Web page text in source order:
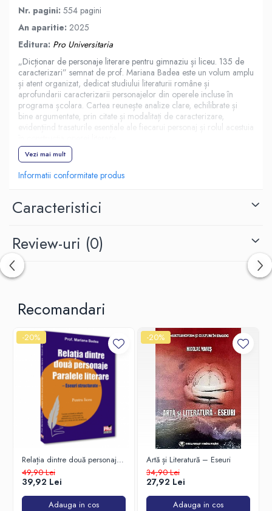
Nr. pagini: 554 pagini
An aparitie: 2025
Editura: Pro Universitaria
„Dicționar de personaje literare pentru gimnaziu și liceu. 135 de
caracterizari” semnat de prof. Mariana Badea este un volum amplu
și atent organizat, dedicat studiului literaturii române și
aprofundarii caracterizarii personajelor din operele incluse în
programa școlara. Cartea reunește analize clare, echilibrate și
bine argumentate, prin citate și modalitați de caracterizare,
evidențiind trasaturile esențiale ale fiecarui personaj și rolul acestuia
Prin rigoare, sensibilitate și profunzimea interpretarii, autoarea
reda complexitatea universului epic și dramatic, oferind elevilor o
perspectiva limpede asupra valorilor și mesajelor din literatura
profesori, conceput cu aceeași pasiune și finețe analitica ce
definesc întreaga activitate a Marianei Badea.
„Sunt profesoara de cuvinte și bolnava de limba româna!” –
Mariana Badea
Vezi mai mult
Informatii conformitate produs
Caracteristici
Review-uri (0)
Recomandari
-20%
Relația dintre două personaje.
Paralele literare - eseuri
structurate - pentru liceu
49,90 Lei
39,92 Lei
Adauga in cos
-20%
Artă și Literatură – Eseuri
34,90 Lei
27,92 Lei
Adauga in cos